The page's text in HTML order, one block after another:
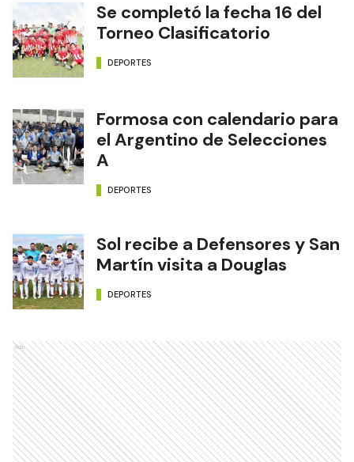
Se completó la fecha 16 del
Torneo Clasificatorio
DEPORTES
Formosa con calendario para
el Argentino de Selecciones
A
DEPORTES
Sol recibe a Defensores y San
Martín visita a Douglas
DEPORTES
Ads